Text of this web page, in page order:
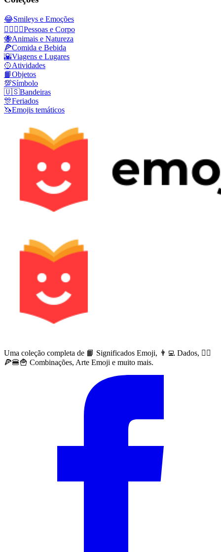
😂Smileys e Emoções
👩‍❤️‍💋‍👨Pessoas e Corpo
🐝Animais e Natureza
🍕Comida e Bebida
🌇Viagens e Lugares
🥎Atividades
📙Objetos
💯Símbolo
🇺🇸Bandeiras
🎊Feriados
🦄Emojis temáticos
Uma coleção completa de 📙 Significados Emoji, 👨‍💻 Dados, 🙅‍♀️
🍕🍔🍟 Combinações, Arte Emoji e muito mais.